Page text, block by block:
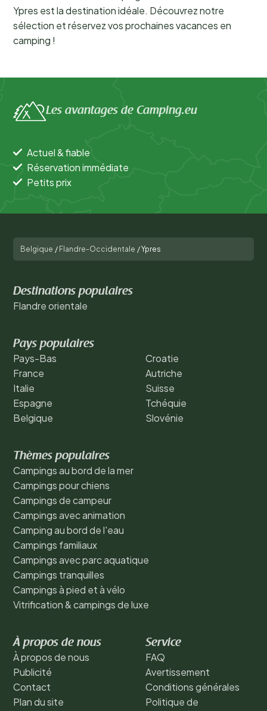
Ypres est la destination idéale. Découvrez notre
sélection et réservez vos prochaines vacances en
camping !
Les avantages de Camping.eu
Actuel & fiable
Réservation immédiate
Petits prix
Belgique / Flandre-Occidentale /Ypres
Destinations populaires
Flandre orientale
Pays populaires
Pays-Bas
France
Italie
Espagne
Belgique
Croatie
Autriche
Suisse
Tchéquie
Slovénie
Thèmes populaires
Campings au bord de la mer
Campings pour chiens
Campings de campeur
Campings avec animation
Camping au bord de l'eau
Campings familiaux
Campings avec parc aquatique
Campings tranquilles
Campings à pied et à vélo
Vitrification & campings de luxe
À propos de nous
À propos de nous
Publicité
Contact
Plan du site
Service
FAQ
Avertissement
Conditions générales
Politique de